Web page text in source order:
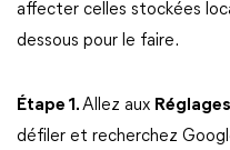
affecter celles stockées
dessous pour le faire.
Étape 1.Allez aux Réglages
défiler et recherchez